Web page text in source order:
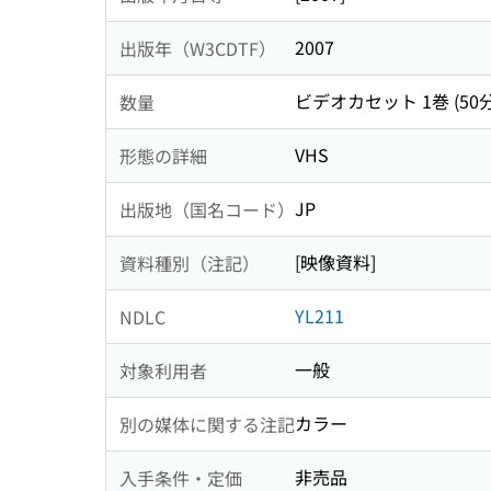
出版年（W3CDTF） 2007
数量 ビデオカセット 1巻 (50
形態の詳細 VHS
出版地（国名コード） JP
資料種別（注記） [映像資料]
NDLC YL211
対象利用者 一般
別の媒体に関する注記カラー
入手条件・定価 非売品